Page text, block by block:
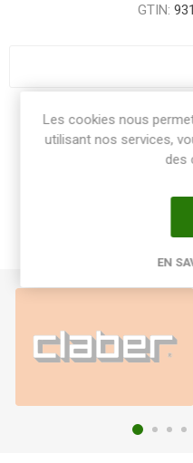
GTIN:
Les cookies nous
utilisant nos services,
des
EN